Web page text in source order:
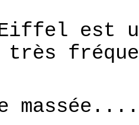
Eiffel est
massée....